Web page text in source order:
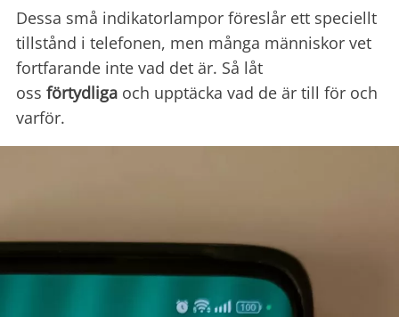
Dessa små indikatorlampor föreslår ett speciellt
tillstånd i telefonen, men många människor vet
fortfarande inte vad det är. Så låt
oss förtydliga och upptäcka vad de är till för och
varför.